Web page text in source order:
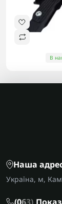
В
Наша
Україна, м,